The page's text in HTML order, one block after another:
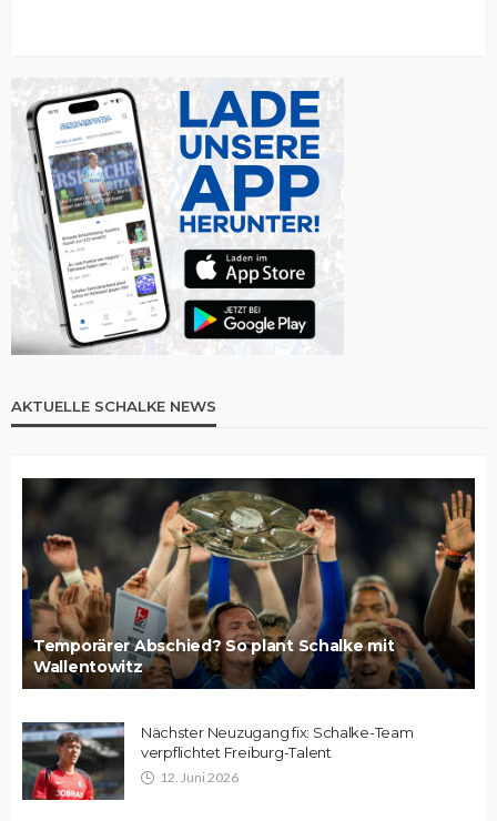
AKTUELLE SCHALKE NEWS
Temporärer Abschied? So plant Schalke mit
Wallentowitz
Nächster Neuzugang fix: Schalke-Team
verpflichtet Freiburg-Talent
12. Juni 2026